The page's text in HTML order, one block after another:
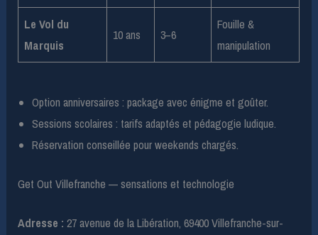
Le Vol du
Marquis
10 ans 3–6
Fouille &
manipulation
Option anniversaires : package avec énigme et goûter.
Sessions scolaires : tarifs adaptés et pédagogie ludique.
Réservation conseillée pour weekends chargés.
Get Out Villefranche — sensations et technologie
Adresse : 27 avenue de la Libération, 69400 Villefranche-sur-